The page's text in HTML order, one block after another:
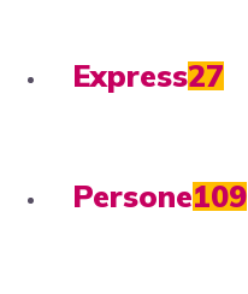
Express27
Persone109